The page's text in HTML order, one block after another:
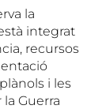
la
integrat
recursos
i les
Guerra